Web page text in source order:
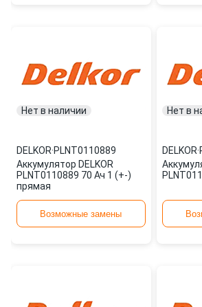
Нет в наличии
DELKOR·PLNT0110889
Аккумулятор DELKOR
PLNT0110889 70 Ач 1 (+-)
прямая
Возможные замены
Нет в
DELKOR·